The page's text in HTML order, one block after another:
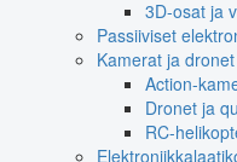
3D-osat ja
Passiiviset
Kamerat ja dronet
Action-
Dronet ja
RC-